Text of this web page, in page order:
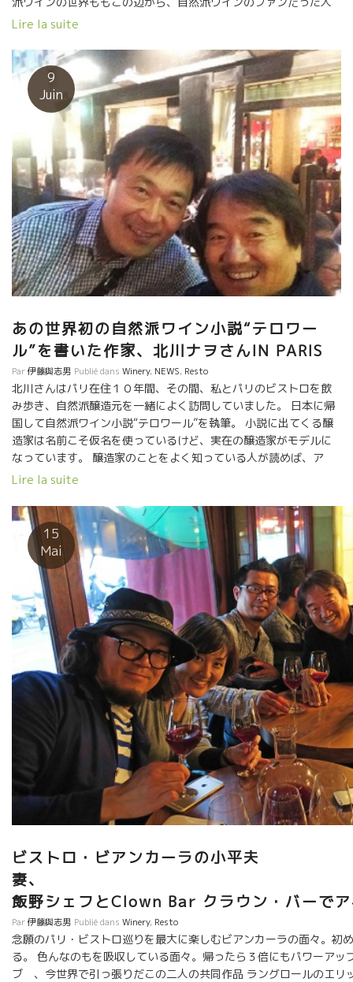
達が全く違う世界から参入するようになった。 研究者とか先生と
2006年に約14ヘクタールの葡萄園で独立した。 ニコラは自分が
熱狂的なファンだっただけに、自然派ワインの欠点のあるワイン
が大嫌いだった。 だから、彼のワインはピュアーでクリアなワイ
ンが多い。 ニコラは南ローヌを代表する醸造家二人のところで修
業した。 シャト・ヌッフ・デュ・パップのVieille Julienneの
Jean-Paul DAUMEN ジャンポール・ドーマン。 そして、
L’AngloreラングロールのEricエリックのとこで修業して、今でも
家族のような付き合いをしている。 エリックとの共同で造るワイ
ンVenskabヴェンスカブを造っている。 そして、今回のこの見本
市BIMの主催者のValentin VALLESヴァランタン・ヴァレスとは
ラングロールもエリックのところで学んだ兄弟弟子ということに
なる。次世代を背負って立つ二人。 醸造的には、除梗する方法
と、除梗なしのセミ・マセラッション・カルボニック醸造の両方
を使いこなせる数少ない貴重な醸造家である。 何よりも、ニコラ
の人間的優しさと確実さがワインに表現されている。
Lire la suite
9
Juin
あの世界初の自然派ワイン小説“テロワー
ル”を書いた作家、北川ナヲさんIN PARIS
Par伊藤與志男 Publié dans Winery, NEWS, Resto
北川さんはパリ在住１０年間、その間、私とパリのビストロを飲
み歩き、自然派醸造元を一緒によく訪問していました。 日本に帰
国して自然派ワイン小説“テロワール”を執筆。 小説に出てくる醸
造家は名前こそ仮名を使っているけど、実在の醸造家がモデルに
なっています。 醸造家のことをよく知っている人が読めば、ア
ッ！これはマルセルだ、ポールだ、と判るはず。 ソムリエ志望の
のパリのレストランで修業して、自然派ワインに巡りあって、ま
た色んな人達と出逢い繋がっていく物語です。 これからソムリエ
になろうという若者、もう既に活躍しているソムリエさん、自然
派ワインに取り組んでいるショップの人、ビストロ経営者、参考
になることが一杯出てきます。 何より誰よりもVin Nature好きの
北川さんが書いた小説です。面白いよ！！ 久々に一緒にビストロ
Coinstot Vinoコワンスト・ヴィノにやって来た。 ここには、い
つも誰か自然派ワイン飲んべが集まっている。 いきなりラングロ
ールのラ・ピエール・ショードのマグナムを開けた。 マグナム一
本では足りなくニコラ・ルノーNicolas RenaudのVieux Sageヴ
ィユ・サージュも開けた。 イヤー！美味しかった。 イヤー！楽
しかった。 ――――――――――― ショップの人達へ 北川さん、
この小説に関しては自費出版です。 お店でも是非、紹介・販売し
てやってください。 私のお勧めです。 モデルになった醸造家
ブラインドクイズも面白いですよ！ 『テロワール 波動』 北川
ナヲ著 文芸社
Lire la suite
15
Mai
ビストロ・ビアンカーラの小平夫
妻
飯野シェフとClown Bar クラウン・バーで
Par伊藤與志男 Publié dans Winery, Resto
念願のパリ・ビストロ巡りを最大に楽しむビアンカーラの面々。初
る。 色んなのもを吸収している面々。帰ったら３倍にもパワーアッ
ブ 、今世界で引っ張りだこの二人の共同作品 ラングロールのエリ